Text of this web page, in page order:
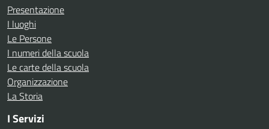
Presentazione
I luoghi
Le Persone
I numeri della scuola
Le carte della scuola
Organizzazione
La Storia
I Servizi